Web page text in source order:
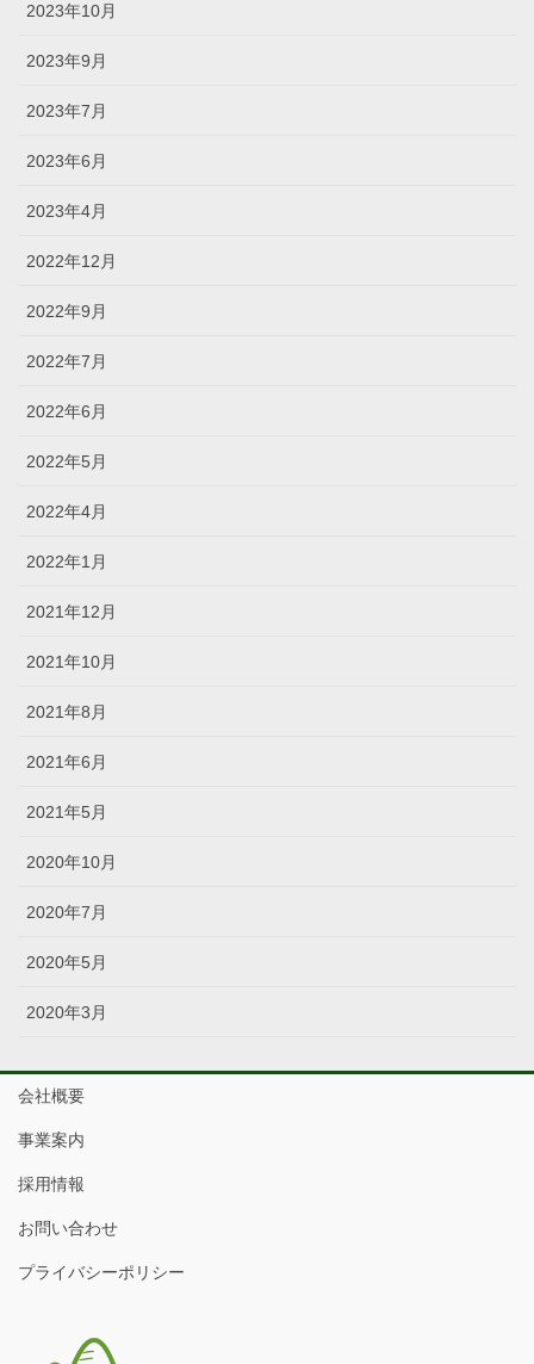
2023年10月
2023年9月
2023年7月
2023年6月
2023年4月
2022年12月
2022年9月
2022年7月
2022年6月
2022年5月
2022年4月
2022年1月
2021年12月
2021年10月
2021年8月
2021年6月
2021年5月
2020年10月
2020年7月
2020年5月
2020年3月
会社概要
事業案内
採用情報
お問い合わせ
プライバシーポリシー